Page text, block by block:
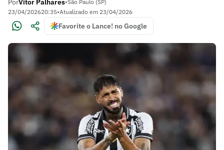
PorVitor Palhares•São Paulo (SP)
23/04/202620:35•Atualizado em 23/04/2026
Favorite o Lance! no Google